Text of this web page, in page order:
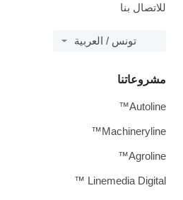
للاتصال بنا
تونس / العربية
مشروعاتنا
Autoline™
Machineryline™
Agroline™
Linemedia Digital ™